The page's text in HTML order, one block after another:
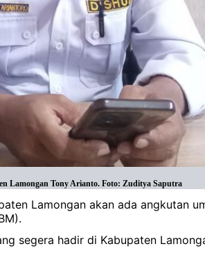
Lamongan Tony Arianto. Foto: Zuditya Saputra
Lamongan akan ada angkutan
segera hadir di Kabupaten